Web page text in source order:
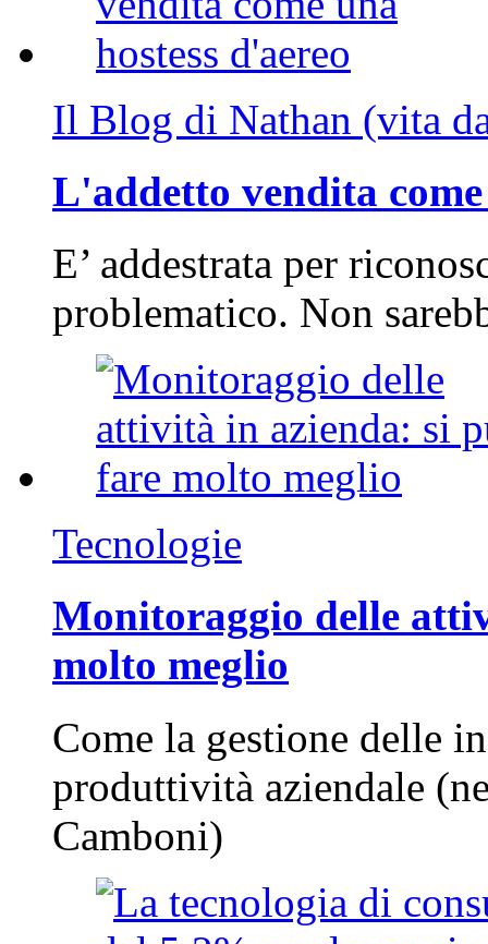
Il Blog di Nathan (vita
L'addetto vendita
E’ addestrata per
problematico. Non
Tecnologie
Monitoraggio delle
molto meglio
Come la gestione delle
produttività aziendale
Camboni)